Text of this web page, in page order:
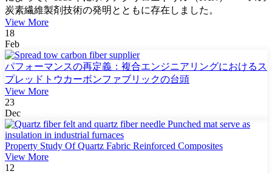
炭素繊維製剤技術の発明とともに存在しました。
View More
18
Feb
パフォーマンスの再定義：複合エンジニアリングにおけるス
プレッドトウカーボンファブリックの台頭
View More
23
Dec
Property Study Of Quartz Fabric Reinforced Composites
View More
12